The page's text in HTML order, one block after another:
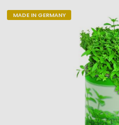
Zum
MADE IN GERMANY